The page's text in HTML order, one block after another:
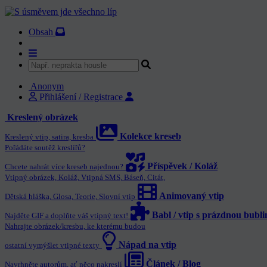
Obsah
Anonym
Přihlášení / Registrace
Kreslený obrázek
Kreslený vtip, satira, kresba Kolekce kreseb
Pořádáte soutěž kreslířů?
Chcete nahrát více kreseb najednou? Příspěvek / Koláž
Vtipný obrázek, Koláž, Vtipná SMS, Báseň, Citát,
Dětská hláška, Glosa, Teorie, Slovní vtip Animovaný vtip
Najděte GIF a doplňte váš vtipný text! Babl / vtip s prázdnou
Nahrajte obrázek/kresbu, ke kterému budou
ostatní vymýšlet vtipné texty Nápad na vtip
Navrhněte autorům, ať něco nakreslí Článek / Blog